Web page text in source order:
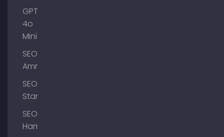
GPT-
4o
Mini
SEO
Ammersee
SEO
Starnberg
SEO
Hamburg